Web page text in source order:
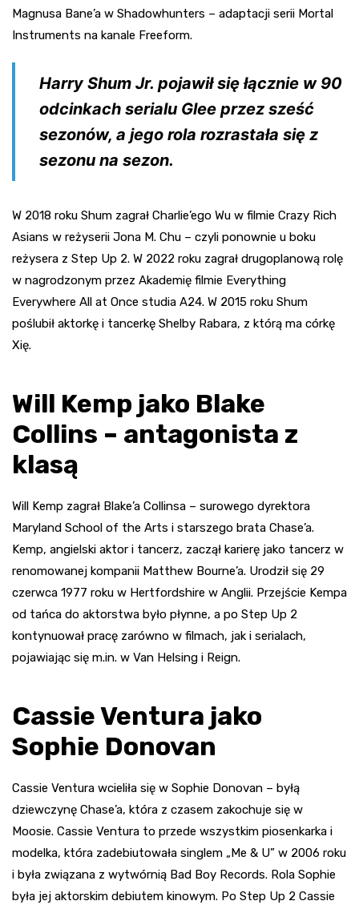
Magnusa Bane’a w Shadowhunters – adaptacji serii Mortal
Instruments na kanale Freeform.
Harry Shum Jr. pojawił się łącznie w 90
odcinkach serialu Glee przez sześć
sezonów, a jego rola rozrastała się z
sezonu na sezon.
W 2018 roku Shum zagrał Charlie’ego Wu w filmie Crazy Rich
Asians w reżyserii Jona M. Chu – czyli ponownie u boku
reżysera z Step Up 2. W 2022 roku zagrał drugoplanową rolę
w nagrodzonym przez Akademię filmie Everything
Everywhere All at Once studia A24. W 2015 roku Shum
poślubił aktorkę i tancerkę Shelby Rabara, z którą ma córkę
Xię.
Will Kemp jako Blake
Collins – antagonista z
klasą
Will Kemp zagrał Blake’a Collinsa – surowego dyrektora
Maryland School of the Arts i starszego brata Chase’a.
Kemp, angielski aktor i tancerz, zaczął karierę jako tancerz w
renomowanej kompanii Matthew Bourne’a. Urodził się 29
czerwca 1977 roku w Hertfordshire w Anglii. Przejście Kempa
od tańca do aktorstwa było płynne, a po Step Up 2
kontynuował pracę zarówno w filmach, jak i serialach,
pojawiając się m.in. w Van Helsing i Reign.
Cassie Ventura jako
Sophie Donovan
Cassie Ventura wcieliła się w Sophie Donovan – byłą
dziewczynę Chase’a, która z czasem zakochuje się w
Moosie. Cassie Ventura to przede wszystkim piosenkarka i
modelka, która zadebiutowała singlem „Me & U” w 2006 roku
i była związana z wytwórnią Bad Boy Records. Rola Sophie
była jej aktorskim debiutem kinowym. Po Step Up 2 Cassie